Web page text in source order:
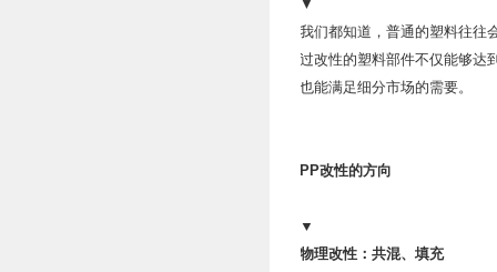
▼
我们都知道，普通的塑料往往
过改性的塑料部件不仅能够达
也能满足细分市场的需要。
PP改性的方向
▼
物理改性：共混、填充